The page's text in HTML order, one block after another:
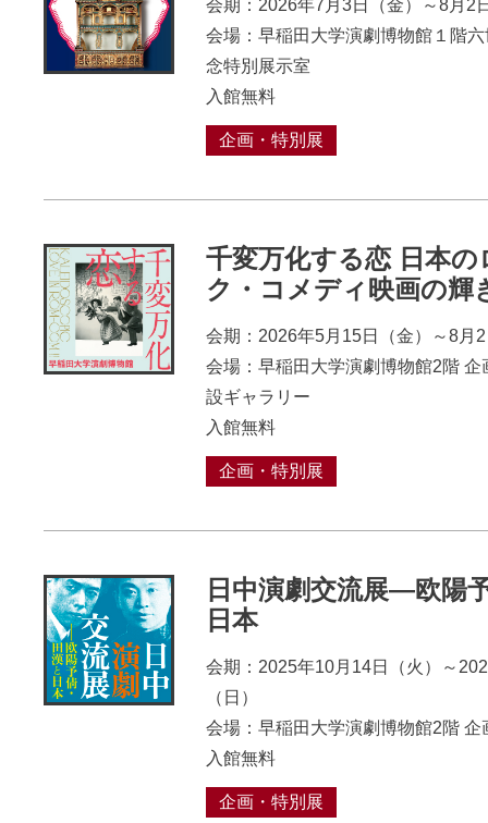
会期：2026年7月3日（金）～8月2
会場：早稲田大学演劇博物館１階
念特別展示室
入館無料
企画・特別展
千変万化する恋 日本
ク・コメディ映画の輝
会期：2026年5月15日（金）～8月
会場：早稲田大学演劇博物館2階 企
設ギャラリー
入館無料
企画・特別展
日中演劇交流展―欧陽
日本
会期：2025年10月14日（火）～
（日）
会場：早稲田大学演劇博物館2階 企
入館無料
企画・特別展